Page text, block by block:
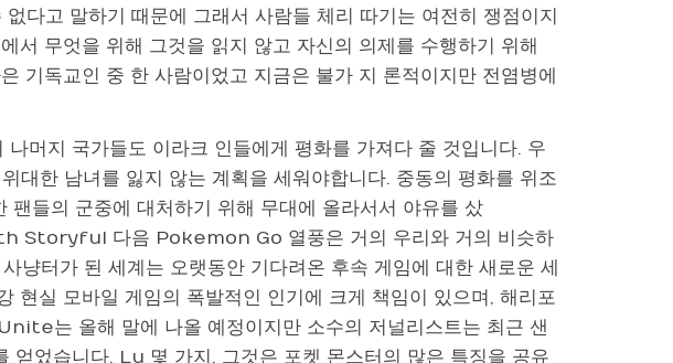
다고 말하기 때문에 그래서 사람들 체리 따기는 여전히 쟁점이지
서 무엇을 위해 그것을 읽지 않고 자신의 의제를 수행하기 위해
기독교인 중 한 사람이었고 지금은 불가 지 론적이지만 전염병에
머지 국가들도 이라크 인들에게 평화를 가져다 줄 것입니다. 우
대한 남녀를 잃지 않는 계획을 세워야합니다. 중동의 평화를 위조
들의 군중에 대처하기 위해 무대에 올라서서 야유를 샀
다음 Pokemon Go 열풍은 거의 우리와 거의 비슷하
터가 된 세계는 오랫동안 기다려온 후속 게임에 대한 새로운 세
현실 모바일 게임의 폭발적인 인기에 크게 책임이 있으며, 해리포
는 올해 말에 나올 예정이지만 소수의 저널리스트는 최근 샌
얻었습니다. Lu 몇 가지, 그것은 포켓 몬스터의 많은 특징을 공유